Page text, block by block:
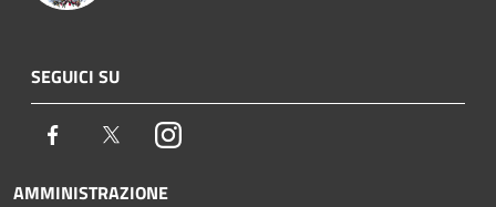
SEGUICI SU
Facebook TwitterInstagram
AMMINISTRAZIONE